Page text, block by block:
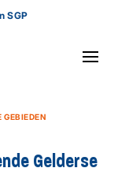
SGP
GEBIEDEN
Gelderse